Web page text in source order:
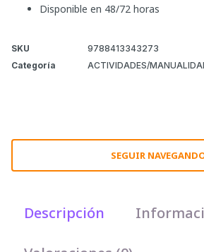
Disponible en 48/72 horas
SKU
9788413343273
Categoría
ACTIVIDADES/
SEGUIR
Descripción